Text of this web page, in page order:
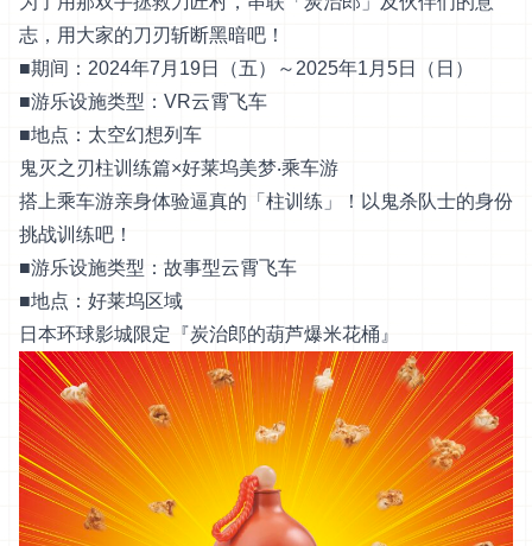
志，用大家的刀刃斩断黑暗吧！
■期间：2024年7月19日（五）～2025年1月5日（日）
■游乐设施类型：VR云霄飞车
■地点：太空幻想列车
鬼灭之刃柱训练篇×好莱坞美梦‧乘车游
搭上乘车游亲身体验逼真的「柱训练」！以鬼杀队士的身份
挑战训练吧！
■游乐设施类型：故事型云霄飞车
■地点：好莱坞区域
日本环球影城限定『炭治郎的葫芦爆米花桶』